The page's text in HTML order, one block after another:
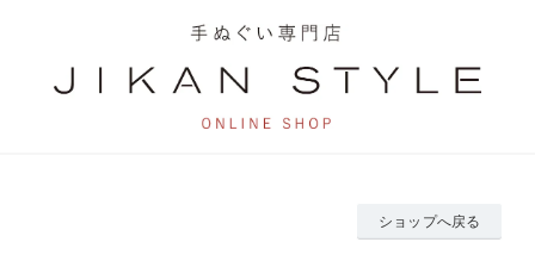
ショップへ戻る